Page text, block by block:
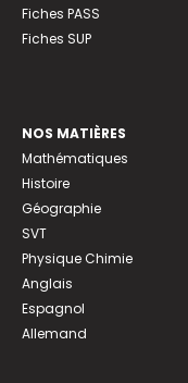
Fiches PASS
Fiches SUP
NOS MATIÈRES
Mathématiques
Histoire
Géographie
SVT
Physique Chimie
Anglais
Espagnol
Allemand